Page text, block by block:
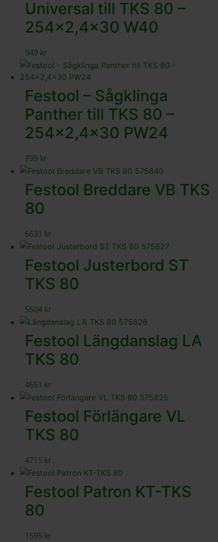
Universal till TKS 80 –
254×2,4×30 W40
949 kr
Festool – Sågklinga
Panther till TKS 80 –
254×2,4×30 PW24
799 kr
Festool Breddare VB TKS
80
6631 kr
Festool Justerbord ST
TKS 80
5504 kr
Festool Längdanslag LA
TKS 80
4651 kr
Festool Förlängare VL
TKS 80
4715 kr
Festool Patron KT-TKS
80
1595 kr